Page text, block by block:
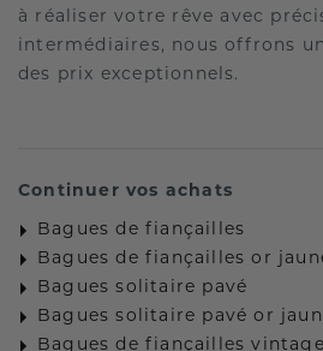
à réaliser votre rêve avec
intermédiaires, nous offrons
des prix exceptionnels.
Continuer vos achats
Bagues de fiançailles
Bagues de fiançailles or
Bagues solitaire pavé
Bagues solitaire pavé or
Bagues de fiançailles vintage